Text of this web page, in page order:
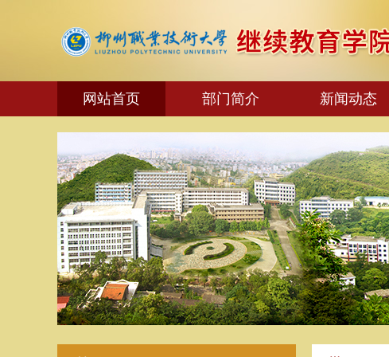
网站首页 部门简介 新闻动态